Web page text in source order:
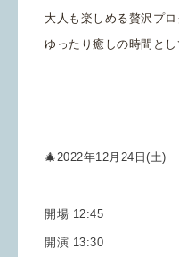
大人も楽しめる贅沢プ
ゆったり癒しの時間と
🎄2022年12月24日(土)
開場 12:45
開演 13:30